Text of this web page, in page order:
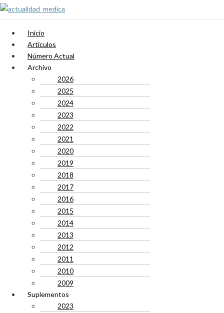
Inicio
Artículos
Número Actual
Archivo
2026
2025
2024
2023
2022
2021
2020
2019
2018
2017
2016
2015
2014
2013
2012
2011
2010
2009
Suplementos
2023